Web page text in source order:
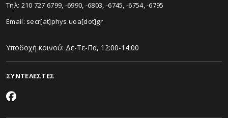
Τηλ: 210 727 6799, -6990, -6803, -6745, -6754, -6795
Email: secr[at]phys.uoa[dot]gr
Υποδοχή κοινού: Δε-Τε-Πα, 12:00-14:00
ΣΥΝΤΕΛΕΣΤΕΣ